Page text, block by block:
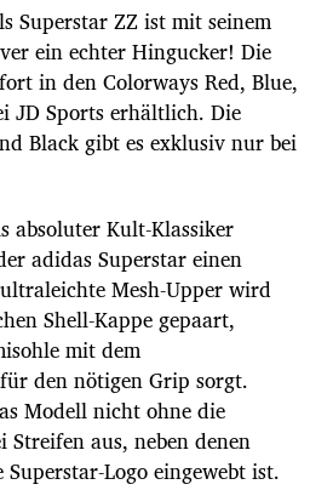
Superstar ZZ ist mit seinem
ein echter Hingucker! Die
in den Colorways Red, Blue,
JD Sports erhältlich. Die
Black gibt es exklusiv nur bei
absoluter Kult-Klassiker
adidas Superstar einen
Mesh-Upper wird
Shell-Kappe gepaart,
mit dem
den nötigen Grip sorgt.
Modell nicht ohne die
aus, neben denen
Logo eingewebt ist.